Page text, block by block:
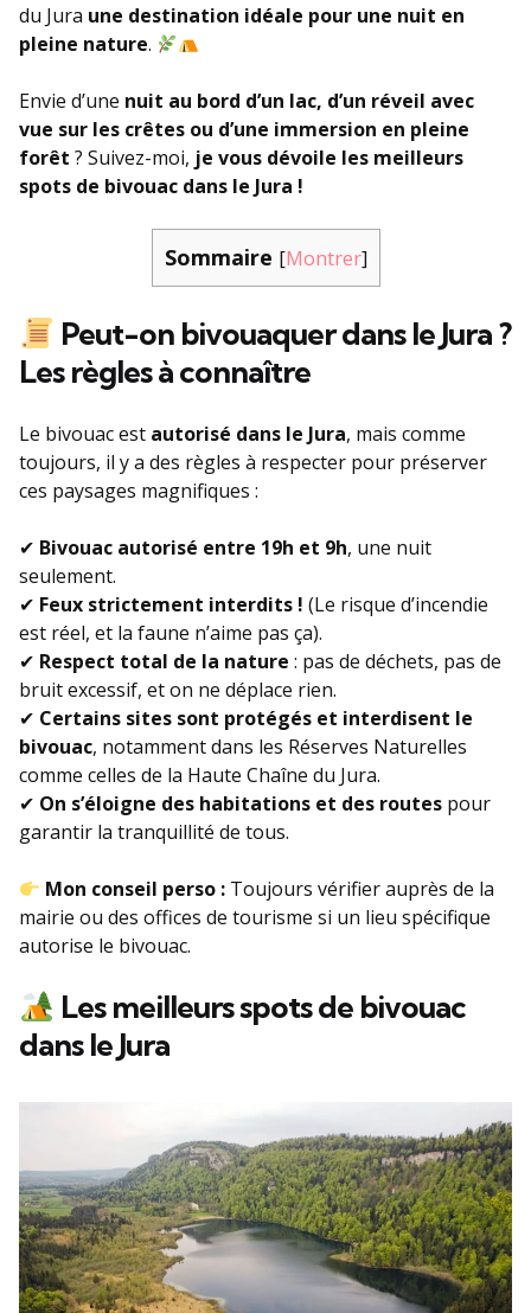
du Jura une destination idéale pour une nuit en
pleine nature.
Envie d’une nuit au bord d’un lac, d’un réveil avec
vue sur les crêtes ou d’une immersion en pleine
forêt ? Suivez-moi, je vous dévoile les meilleurs
spots de bivouac dans le Jura !
Sommaire [Montrer]
Peut-on bivouaquer dans le Jura ?
Les règles à connaître
Le bivouac est autorisé dans le Jura, mais comme
toujours, il y a des règles à respecter pour préserver
ces paysages magnifiques :
✔ Bivouac autorisé entre 19h et 9h, une nuit
seulement.
✔ Feux strictement interdits ! (Le risque d’incendie
est réel, et la faune n’aime pas ça).
✔ Respect total de la nature : pas de déchets, pas de
bruit excessif, et on ne déplace rien.
✔ Certains sites sont protégés et interdisent le
bivouac, notamment dans les Réserves Naturelles
comme celles de la Haute Chaîne du Jura.
✔ On s’éloigne des habitations et des routes pour
garantir la tranquillité de tous.
Mon conseil perso : Toujours vérifier auprès de la
mairie ou des offices de tourisme si un lieu spécifique
autorise le bivouac.
Les meilleurs spots de bivouac
dans le Jura